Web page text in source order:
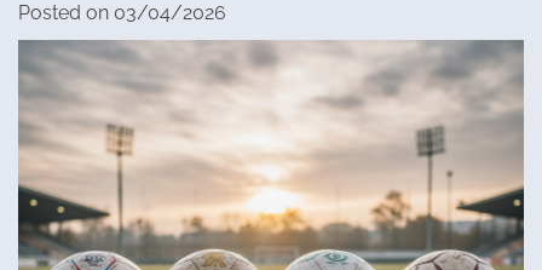
Posted on 03/04/2026